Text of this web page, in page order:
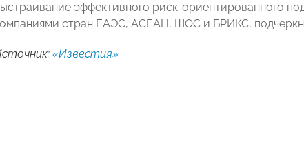
эффективного риск-ориентированного
стран ЕАЭС, АСЕАН, ШОС и БРИКС,
«Известия»